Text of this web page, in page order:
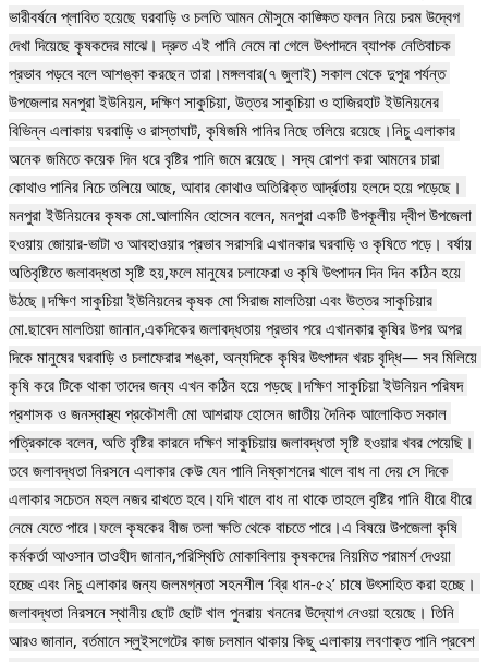
ভারীবর্ষনে প্লাবিত হয়েছে ঘরবাড়ি ও চলতি আমন মৌসুমে কাঙ্ক্ষিত ফলন নিয়ে চরম উদ্বেগ
দেখা দিয়েছে কৃষকদের মাঝে। দ্রুত এই পানি নেমে না গেলে উৎপাদনে ব্যাপক নেতিবাচক
প্রভাব পড়বে বলে আশঙ্কা করছেন তারা।মঙ্গলবার(৭ জুলাই) সকাল থেকে দুপুর পর্যন্ত
উপজেলার মনপুরা ইউনিয়ন, দক্ষিণ সাকুচিয়া, উত্তর সাকুচিয়া ও হাজিরহাট ইউনিয়নের
বিভিন্ন এলাকায় ঘরবাড়ি ও রাস্তাঘাট, কৃষিজমি পানির নিছে তলিয়ে রয়েছে।নিচু এলাকার
অনেক জমিতে কয়েক দিন ধরে বৃষ্টির পানি জমে রয়েছে। সদ্য রোপণ করা আমনের চারা
কোথাও পানির নিচে তলিয়ে আছে, আবার কোথাও অতিরিক্ত আর্দ্রতায় হলদে হয়ে পড়েছে।
মনপুরা ইউনিয়নের কৃষক মো.আলামিন হোসেন বলেন, মনপুরা একটি উপকূলীয় দ্বীপ উপজেলা
হওয়ায় জোয়ার-ভাটা ও আবহাওয়ার প্রভাব সরাসরি এখানকার ঘরবাড়ি ও কৃষিতে পড়ে। বর্ষায়
অতিবৃষ্টিতে জলাবদ্ধতা সৃষ্টি হয়,ফলে মানুষের চলাফেরা ও কৃষি উৎপাদন দিন দিন কঠিন হয়ে
উঠছে।দক্ষিণ সাকুচিয়া ইউনিয়নের কৃষক মো সিরাজ মালতিয়া এবং উত্তর সাকুচিয়ার
মো.ছাবেদ মালতিয়া জানান,একদিকের জলাবদ্ধতায় প্রভাব পরে এখানকার কৃষির উপর অপর
দিকে মানুষের ঘরবাড়ি ও চলাফেরার শঙ্কা, অন্যদিকে কৃষির উৎপাদন খরচ বৃদ্ধি— সব মিলিয়ে
কৃষি করে টিকে থাকা তাদের জন্য এখন কঠিন হয়ে পড়ছে।দক্ষিণ সাকুচিয়া ইউনিয়ন পরিষদ
প্রশাসক ও জনস্বাস্থ্য প্রকৌশলী মো আশরাফ হোসেন জাতীয় দৈনিক আলোকিত সকাল
পত্রিকাকে বলেন, অতি বৃষ্টির কারনে দক্ষিণ সাকুচিয়ায় জলাবদ্ধতা সৃষ্টি হওয়ার খবর পেয়েছি।
তবে জলাবদ্ধতা নিরসনে এলাকার কেউ যেন পানি নিষ্কাশনের খালে বাধ না দেয় সে দিকে
এলাকার সচেতন মহল নজর রাখতে হবে।যদি খালে বাধ না থাকে তাহলে বৃষ্টির পানি ধীরে ধীরে
নেমে যেতে পারে।ফলে কৃষকের বীজ তলা ক্ষতি থেকে বাচতে পারে।এ বিষয়ে উপজেলা কৃষি
কর্মকর্তা আওসান তাওহীদ জানান,পরিস্থিতি মোকাবিলায় কৃষকদের নিয়মিত পরামর্শ দেওয়া
হচ্ছে এবং নিচু এলাকার জন্য জলমগ্নতা সহনশীল ‘ব্রি ধান-৫২’ চাষে উৎসাহিত করা হচ্ছে।
জলাবদ্ধতা নিরসনে স্থানীয় ছোট ছোট খাল পুনরায় খননের উদ্যোগ নেওয়া হয়েছে। তিনি
আরও জানান, বর্তমানে স্লুইসগেটের কাজ চলমান থাকায় কিছু এলাকায় লবণাক্ত পানি প্রবেশ